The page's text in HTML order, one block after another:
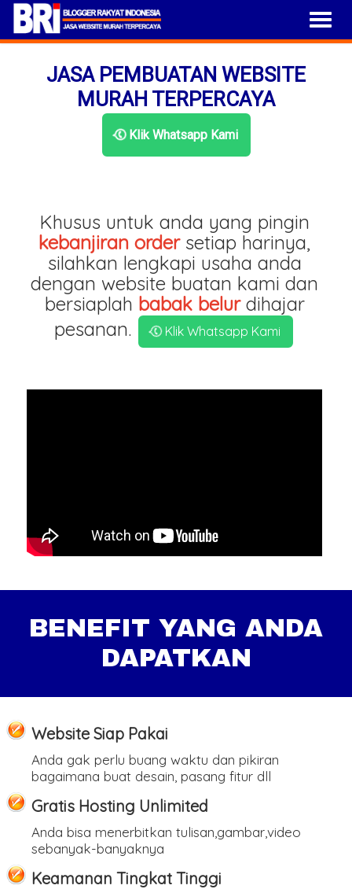
JASA PEMBUATAN WEBSITE
MURAH TERPERCAYA
Klik Whatsapp Kami
Khusus untuk anda yang pingin
kebanjiran ordersetiap harinya,
silahkan lengkapi usaha anda
dengan website buatan kami dan
bersiaplah babak belurdihajar
pesanan.
Klik Whatsapp Kami
BENEFIT YANG ANDA
DAPATKAN
Website Siap Pakai
Anda gak perlu buang waktu dan pikiran
bagaimana buat desain, pasang fitur dll
Gratis Hosting Unlimited
Anda bisa menerbitkan tulisan,gambar,video
sebanyak-banyaknya
Keamanan Tingkat Tinggi